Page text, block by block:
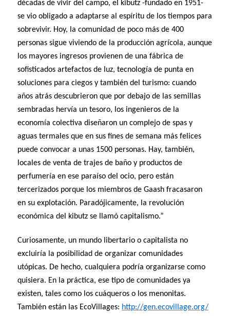
décadas de vivir del campo, el kibutz -fundado en 1951-
se vio obligado a adaptarse al espíritu de los tiempos para
sobrevivir. Hoy, la comunidad de poco más de 400
personas sigue viviendo de la producción agrícola, aunque
los mayores ingresos provienen de una fábrica de
sofisticados artefactos de luz, tecnología de punta en
soluciones para ciegos y también del turismo: cuando
años atrás descubrieron que por debajo de las semillas
sembradas hervía un tesoro, los ingenieros de la
economía colectiva diseñaron un complejo de spas y
aguas termales que en sus fines de semana más felices
puede convocar a unas 1500 personas. Hay, también,
locales de venta de trajes de baño y productos de
perfumería en ese paraíso del ocio, pero están
tercerizados porque los miembros de Gaash fracasaron
en su explotación. Paradójicamente, la revolución
económica del kibutz se llamó capitalismo.”
Curiosamente, un mundo libertario o capitalista no
excluiría la posibilidad de organizar comunidades
utópicas. De hecho, cualquiera podría organizarse como
quisiera. En la práctica, ese tipo de comunidades ya
existen, tales como los cuáqueros o los menonitas.
También están las EcoVillages: http://gen.ecovillage.org/